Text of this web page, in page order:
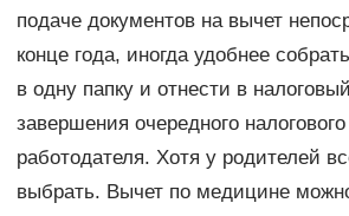
подаче документов на вычет
конце года, иногда удобнее
в одну папку и отнести в
завершения очередного
работодателя. Хотя у родителей
выбрать. Вычет по медицине